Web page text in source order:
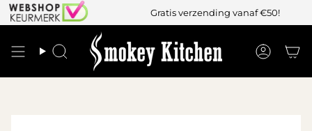
Gratis verzending vanaf €50!